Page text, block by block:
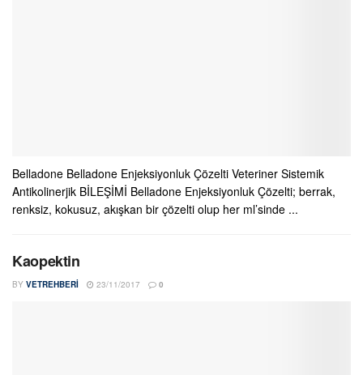
Belladone Belladone Enjeksiyonluk Çözelti Veteriner Sistemik
Antikolinerjik BİLEŞİMİ Belladone Enjeksiyonluk Çözelti; berrak,
renksiz, kokusuz, akışkan bir çözelti olup her ml’sinde ...
Kaopektin
BY VETREHBERI 23/11/2017 0